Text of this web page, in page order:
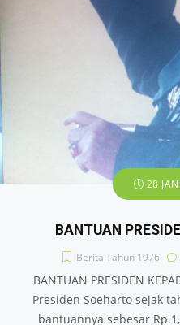
28
BANTUAN
Berita Tahun 1976
BANTUAN PRESIDEN
Presiden Soeharto sejak
bantuannya sebesar